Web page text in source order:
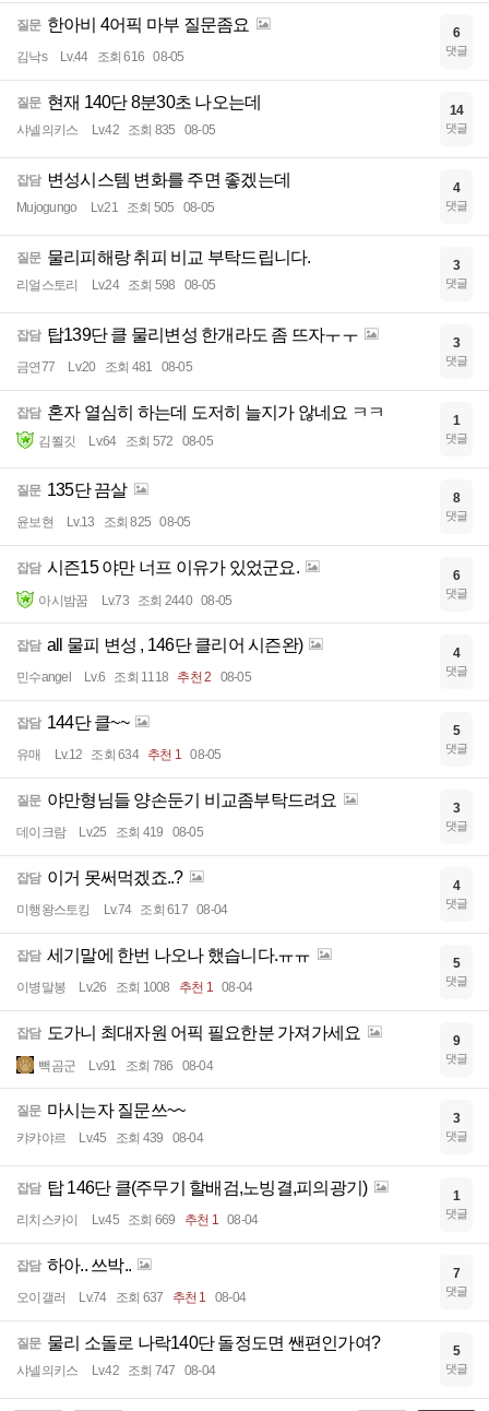
질문 한아비 4어픽 마부 질문좀요
김낙s Lv.44 조회 616 08-05
6
댓글
질문 현재 140단 8분30초 나오는데
샤넬의키스 Lv.42 조회 835 08-05
14
댓글
잡담 변성시스템 변화를 주면 좋겠는데
Mujogungo Lv.21 조회 505 08-05
4
댓글
질문 물리피해랑 취피 비교 부탁드립니다.
리얼스토리 Lv.24 조회 598 08-05
3
댓글
잡담 탑139단 클 물리변성 한개라도 좀 뜨자ㅜㅜ
금연77 Lv.20 조회 481 08-05
3
댓글
잡담 혼자 열심히 하는데 도저히 늘지가 않네요 ㅋㅋ
김쬘깃 Lv.64 조회 572 08-05
1
댓글
질문 135단 끔살
윤보현 Lv.13 조회 825 08-05
8
댓글
잡담 시즌15 야만 너프 이유가 있었군요.
아시밤꿈 Lv.73 조회 2440 08-05
6
댓글
잡담 all 물피 변성 , 146단 클리어 시즌완)
민수angel Lv.6 조회 1118 추천 2 08-05
4
댓글
잡담 144단 클~~
유매 Lv.12 조회 634 추천 1 08-05
5
댓글
질문 야만형님들 양손둔기 비교좀부탁드려요
데이크람 Lv.25 조회 419 08-05
3
댓글
잡담 이거 못써먹겠죠..?
미행왕스토킹 Lv.74 조회 617 08-04
4
댓글
잡담 세기말에 한번 나오나 했습니다.ㅠㅠ
이병말봉 Lv.26 조회 1008 추천 1 08-04
5
댓글
잡담 도가니 최대자원 어픽 필요한분 가져가세요
빽곰군 Lv.91 조회 786 08-04
9
댓글
질문 마시는자 질문쓰~~
캬캬야르 Lv.45 조회 439 08-04
3
댓글
잡담 탑 146단 클(주무기 할배검,노빙결,피의광기)
리치스카이 Lv.45 조회 669 추천 1 08-04
1
댓글
잡담 하아.. 쓰박..
오이갤러 Lv.74 조회 637 추천 1 08-04
7
댓글
질문 물리 소돌로 나락140단 돌정도면 쌘편인가여?
샤넬의키스 Lv.42 조회 747 08-04
5
댓글